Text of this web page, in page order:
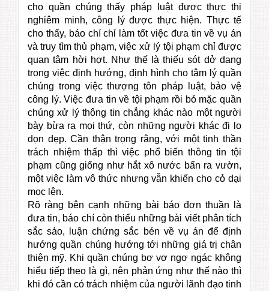
cho quần chúng thấy pháp luật được thực thi
nghiêm minh, công lý được thực hiện. Thực tế
cho thấy, báo chí chỉ làm tốt việc đưa tin về vụ án
và truy tìm thủ phạm, việc xử lý tội phạm chỉ được
quan tâm hời hợt. Như thế là thiếu sót dở dang
trong việc định hướng, định hình cho tâm lý quần
chúng trong việc thượng tôn pháp luật, bảo vệ
công lý. Việc đưa tin về tội phạm rồi bỏ mặc quần
chúng xử lý thông tin chẳng khác nào một người
bày bừa ra mọi thứ, còn những người khác đi lo
dọn dẹp. Cần thận trọng rằng, với một tinh thần
trách nhiệm thấp thì việc phổ biến thông tin tội
phạm cũng giống như hắt xô nước bẩn ra vườn,
một việc làm vô thức nhưng vẫn khiến cho cỏ dại
mọc lên.
Rõ ràng bên cạnh những bài báo đơn thuần là
đưa tin, báo chí còn thiếu những bài viết phân tích
sắc sảo, luận chứng sắc bén về vụ án để định
hướng quần chúng hướng tới những giá trị chân
thiện mỹ. Khi quần chúng bơ vơ ngơ ngác không
hiểu tiếp theo là gì, nên phản ứng như thế nào thì
khi đó cần có trách nhiệm của người lãnh đạo tinh